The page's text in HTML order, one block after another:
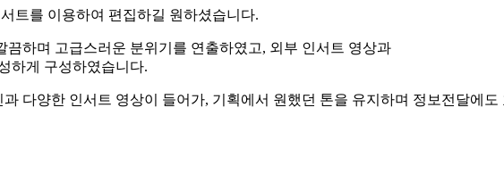
트를 이용하여 편집하길 원하셨습니다.
하며 고급스러운 분위기를 연출하였고, 외부 인서트 영상과
하게 구성하였습니다.
다양한 인서트 영상이 들어가, 기획에서 원했던 톤을 유지하며 정보전달에